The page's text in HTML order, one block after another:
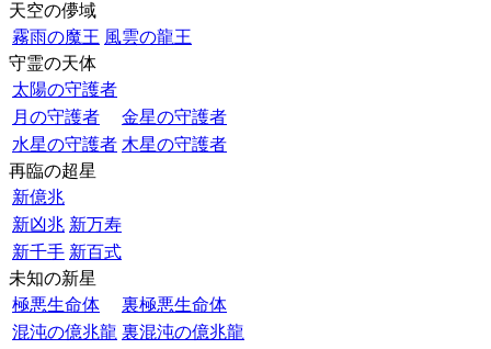
天空の儚域
霧雨の魔王 風雲の龍王
守霊の天体
太陽の守護者
月の守護者
金星の守護者
水星の守護者 木星の守護者
再臨の超星
新億兆
新凶兆 新万寿
新千手 新百式
未知の新星
極悪生命体
裏極悪生命体
混沌の億兆龍 裏混沌の億兆龍